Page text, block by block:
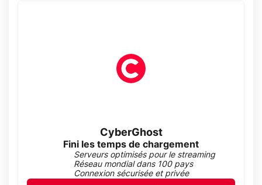
CyberGhost
Fini les temps de chargement
Serveurs optimisés pour le streaming
Réseau mondial dans 100 pays
Connexion sécurisée et privée